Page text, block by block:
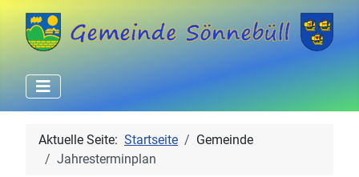
Aktuelle Seite: Startseite
Gemeinde
Jahresterminplan